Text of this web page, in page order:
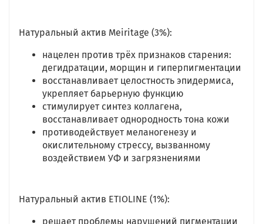
Натуральный актив Meiritage (3%):
нацелен против трёх признаков старения:
дегидратации, морщин и гиперпигментации
восстанавливает целостность эпидермиса,
укрепляет барьерную функцию
стимулирует синтез коллагена,
восстанавливает однородность тона кожи
противодействует меланогенезу и
окислительному стрессу, вызванному
воздействием УФ и загрязнениями
Натуральный актив ETIOLINE (1%):
решает проблемы нарушений пигментации